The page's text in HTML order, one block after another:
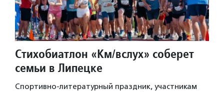
Стихобиатлон «Км/вслух» соберет
семьи в Липецке
Спортивно-литературный праздник, участникам